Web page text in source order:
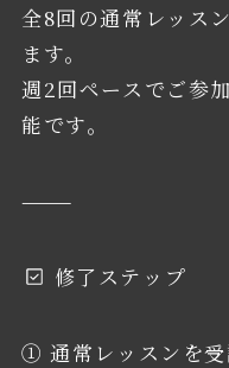
全8回の通常レッス
ます。
週2回ペースでご参
能です。
⸻
修了ステップ
① 通常レッスンを